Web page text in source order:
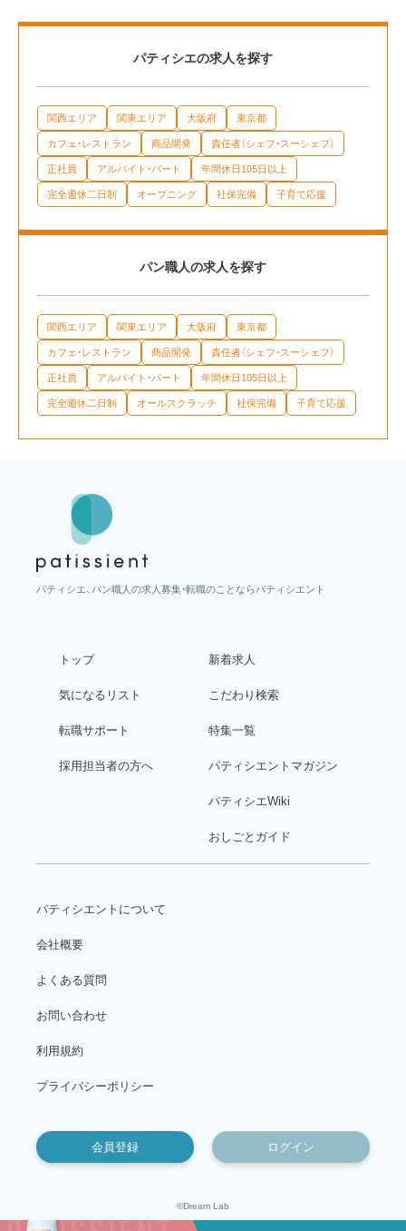
パティシエの求人を探す
関西エリア 関東エリア 大阪府 東京都
カフェ・レストラン 商品開発 責任者（シェフ・スーシェフ）
正社員 アルバイト・パート 年間休日105日以上
完全週休二日制 オープニング 社保完備 子育て応援
パン職人の求人を探す
関西エリア 関東エリア 大阪府 東京都
カフェ・レストラン 商品開発 責任者（シェフ・スーシェフ）
正社員 アルバイト・パート 年間休日105日以上
完全週休二日制 オールスクラッチ 社保完備 子育て応援
パティシエ、パン職人の求人募集・転職のことならパティシエント
トップ
気になるリスト
転職サポート
採用担当者の方へ
新着求人
こだわり検索
特集一覧
パティシエントマガジン
パティシエWiki
おしごとガイド
パティシエントについて
会社概要
よくある質問
お問い合わせ
利用規約
プライバシーポリシー
会員登録 ログイン
©Dream Lab